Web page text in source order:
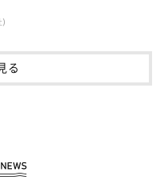
画に撮って、すぐにパパさ
)
る